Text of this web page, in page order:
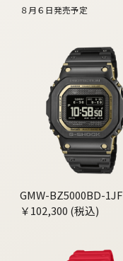
８月６日発売予定
GMW-BZ5000BD-1JF
￥102,300 (税込)